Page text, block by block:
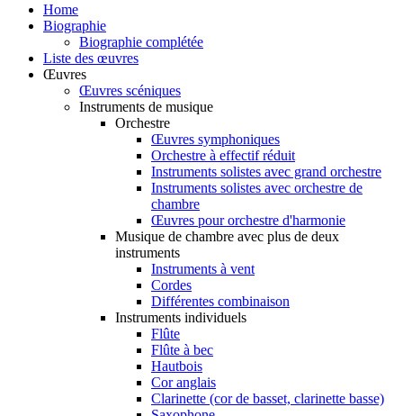
Home
Biographie
Biographie complétée
Liste des œuvres
Œuvres
Œuvres scéniques
Instruments de musique
Orchestre
Œuvres symphoniques
Orchestre à effectif réduit
Instruments solistes avec grand orchestre
Instruments solistes avec orchestre de
chambre
Œuvres pour orchestre d'harmonie
Musique de chambre avec plus de deux
instruments
Instruments à vent
Cordes
Différentes combinaison
Instruments individuels
Flûte
Flûte à bec
Hautbois
Cor anglais
Clarinette (cor de basset, clarinette basse)